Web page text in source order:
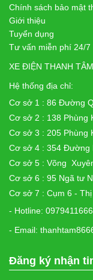
Chính sách bảo mật
Giới thiệu
Tuyển dụng
Tư vấn miễn phí 24/7
XE ĐIỆN THANH TÂM
Hệ thống địa chỉ:
Cơ sở 1 : 86 Đường
Cơ sở 2 : 138 Phùng
Cơ sở 3 : 205 Phùng
Cơ sở 4 : 354 Đường
Cơ sở 5 : Võng
Cơ sở 6 : 95 Ngã tư
Cơ sở 7 : Cụm 6 -
- Hotline:
- Email:
Đăng ký nhận